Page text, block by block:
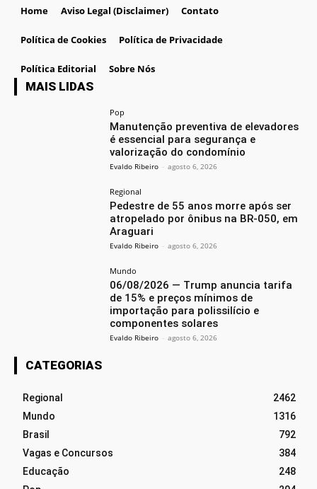
Home Aviso Legal (Disclaimer) Contato
Política de Cookies Política de Privacidade
Política Editorial Sobre Nós
MAIS LIDAS
Pop
Manutenção preventiva de elevadores
é essencial para segurança e
valorização do condomínio
Evaldo Ribeiro - agosto 6, 2026
Regional
Pedestre de 55 anos morre após ser
atropelado por ônibus na BR-050, em
Araguari
Evaldo Ribeiro - agosto 6, 2026
Mundo
06/08/2026 — Trump anuncia tarifa
de 15% e preços mínimos de
importação para polissilício e
componentes solares
Evaldo Ribeiro - agosto 6, 2026
CATEGORIAS
Regional
2462
Mundo
1316
Brasil
792
Vagas e Concursos
384
Educação
248